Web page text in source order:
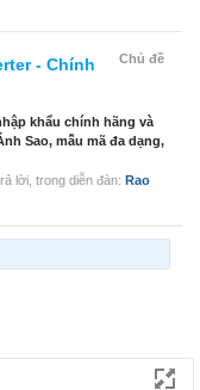
Chủ đề
- Chính
khẩu chính hãng và
Sao, mẫu mã đa dạng,
lời, trong diễn đàn: Rao